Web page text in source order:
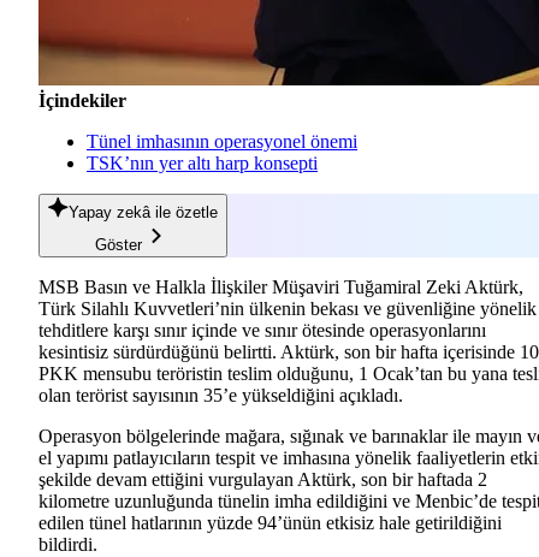
İçindekiler
Tünel imhasının operasyonel önemi
TSK’nın yer altı harp konsepti
Yapay zekâ ile özetle
Göster
MSB Basın ve Halkla İlişkiler Müşaviri Tuğamiral Zeki Aktürk,
Türk Silahlı Kuvvetleri’nin ülkenin bekası ve güvenliğine yönelik
tehditlere karşı sınır içinde ve sınır ötesinde operasyonlarını
kesintisiz sürdürdüğünü belirtti. Aktürk, son bir hafta içerisinde 10
PKK mensubu teröristin teslim olduğunu, 1 Ocak’tan bu yana
olan terörist sayısının 35’e yükseldiğini açıkladı.
Operasyon bölgelerinde mağara, sığınak ve barınaklar ile mayın
el yapımı patlayıcıların tespit ve imhasına yönelik faaliyetlerin
şekilde devam ettiğini vurgulayan Aktürk, son bir haftada 2
kilometre uzunluğunda tünelin imha edildiğini ve Menbic’de
edilen tünel hatlarının yüzde 94’ünün etkisiz hale getirildiğini
bildirdi.